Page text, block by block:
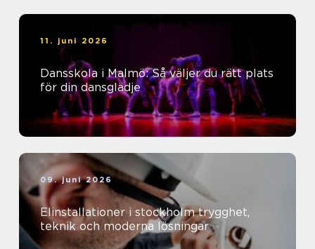
11. juni 2026
Dansskola i Malmö: Så väljer du rätt plats
för din dansglädje
09. juni 2026
Elinstallationer i stockholm trygghet,
teknik och moderna lösningar